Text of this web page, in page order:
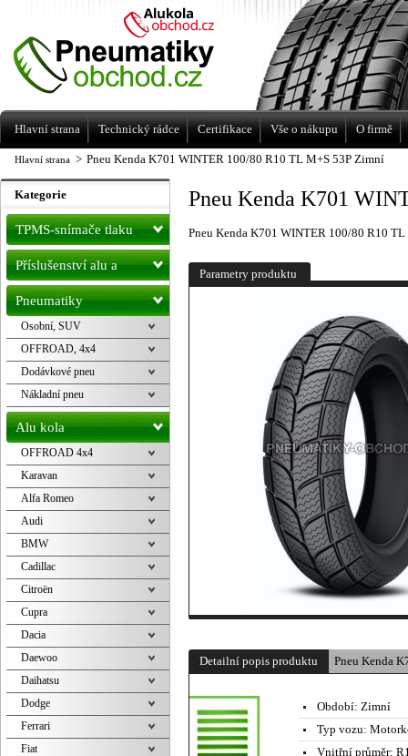
Hlavní strana > Pneu Kenda K701 WINTER 100/80 R10 TL M+S 53P Zimní
Pneu Kenda K701
Pneu Kenda K701 WINTER 100/80 R10
Parametry produktu
Detailní popis produktu Pneu Kenda
Období: Zimní
Typ vozu:
Vnitřní průměr:
Kategorie
TPMS-snímače tlaku
Příslušenství alu a
pneu
Pneumatiky
Osobní, SUV
OFFROAD, 4x4
Dodávkové pneu
Nákladní pneu
Alu kola
OFFROAD 4x4
Karavan
Alfa Romeo
Audi
BMW
Cadillac
Citroën
Cupra
Dacia
Daewoo
Daihatsu
Dodge
Ferrari
Fiat
Levné pneumatiky letní, zimní, Alu kola
a litá kola Racing Line
Hlavní strana Technický rádce Certifikace Vše o nákupu O firmě